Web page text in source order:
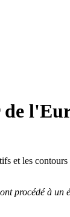
et les
procédé à un